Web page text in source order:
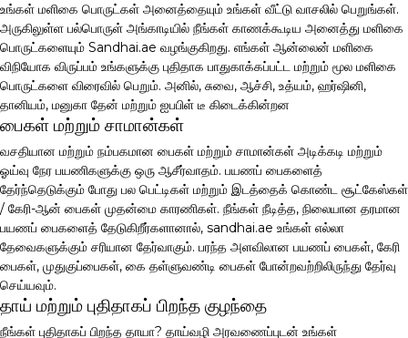
உங்கள் மளிகை பொருட்கள் அனைத்தையும் உங்கள் வீட்டு வாசலில் பெறுங்கள்.
அருகிலுள்ள பல்பொருள் அங்காடியில் நீங்கள் காணக்கூடிய அனைத்து மளிகை
பொருட்களையும் Sandhai.ae வழங்குகிறது. எங்கள் ஆன்லைன் மளிகை
விநியோக விருப்பம் உங்களுக்கு புதிதாக பாதுகாக்கப்பட்ட மற்றும் மூல மளிகை
பொருட்களை விரைவில் பெறும். அனில், சுவை, ஆச்சி, உத்யம், ஹர்ஷினி,
தானியம், மனுகா தேன் மற்றும் ஐபபிள் டீ கிடைக்கின்றன
பைகள் மற்றும் சாமான்கள்
வசதியான மற்றும் நம்பகமான பைகள் மற்றும் சாமான்கள் அடிக்கடி மற்றும்
ஓய்வு நேர பயணிகளுக்கு ஒரு ஆசீர்வாதம். பயணப் பைகளைத்
தேர்ந்தெடுக்கும் போது பல பெட்டிகள் மற்றும் இடத்தைக் கொண்ட சூட்கேஸ்கள்
/ கேரி-ஆன் பைகள் முதன்மை காரணிகள். நீங்கள் நீடித்த, நிலையான தரமான
பயணப் பைகளைத் தேடுகிறீர்களானால், sandhai.ae உங்கள் எல்லா
தேவைகளுக்கும் சரியான தேர்வாகும். பரந்த அளவிலான பயணப் பைகள், கேரி
பைகள், முதுகுப்பைகள், கை தள்ளுவண்டி பைகள் போன்றவற்றிலிருந்து தேர்வு
செய்யவும்.
தாய் மற்றும் புதிதாகப் பிறந்த குழந்தை
நீங்கள் புதிதாகப் பிறந்த தாயா? தாய்வழி அரவணைப்புடன் உங்கள்